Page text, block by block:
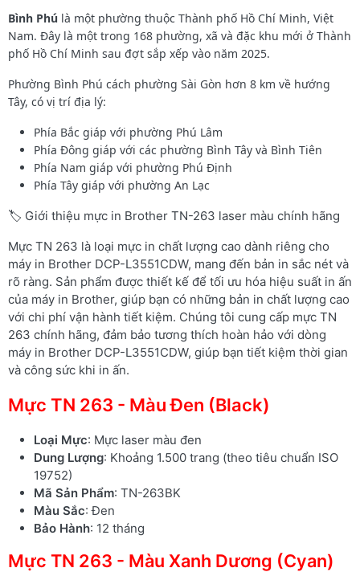
Bình Phú là một phường thuộc Thành phố Hồ Chí Minh, Việt
Nam. Đây là một trong 168 phường, xã và đặc khu mới ở Thành
phố Hồ Chí Minh sau đợt sắp xếp vào năm 2025.
Phường Bình Phú cách phường Sài Gòn hơn 8 km về hướng
Tây, có vị trí địa lý:
Phía Bắc giáp với phường Phú Lâm
Phía Đông giáp với các phường Bình Tây và Bình Tiên
Phía Nam giáp với phường Phú Định
Phía Tây giáp với phường An Lạc
🏷️ Giới thiệu mực in Brother TN-263 laser màu chính hãng
Mực TN 263 là loại mực in chất lượng cao dành riêng cho
máy in Brother DCP-L3551CDW, mang đến bản in sắc nét và
rõ ràng. Sản phẩm được thiết kế để tối ưu hóa hiệu suất in ấn
của máy in Brother, giúp bạn có những bản in chất lượng cao
với chi phí vận hành tiết kiệm. Chúng tôi cung cấp mực TN
263 chính hãng, đảm bảo tương thích hoàn hảo với dòng
máy in Brother DCP-L3551CDW, giúp bạn tiết kiệm thời gian
và công sức khi in ấn.
Mực TN 263 - Màu Đen (Black)
Loại Mực: Mực laser màu đen
Dung Lượng: Khoảng 1.500 trang (theo tiêu chuẩn ISO
19752)
Mã Sản Phẩm: TN-263BK
Màu Sắc: Đen
Bảo Hành: 12 tháng
Mực TN 263 - Màu Xanh Dương (Cyan)